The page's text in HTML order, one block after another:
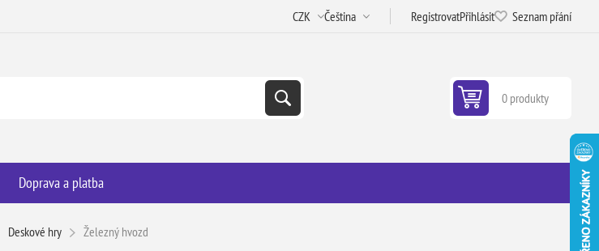
RegistrovatPřihlásit Seznam přání
0 produkty
Doprava a platba
Deskové hry Železný hvozd